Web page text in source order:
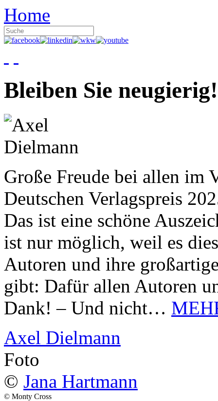
Home
Bleiben Sie neugierig!
Große Freude bei allen im
Deutschen Verlagspreis
Das ist eine schöne
ist nur möglich, weil es
Autoren und ihre
gibt: Dafür allen Autoren
Dank! – Und nicht…
Axel Dielmann
Foto
© Jana Hartmann
© Monty Cross